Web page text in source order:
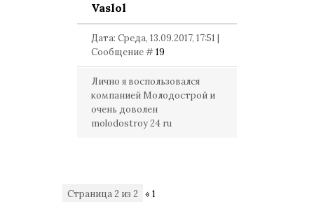
Vaslol
Дата: Среда, 13.09.2017, 17:51 |
Сообщение #19
Лично я воспользовался
компанией Молодострой и
очень доволен
molodostroy 24 ru
Страница2 из 2 « 1